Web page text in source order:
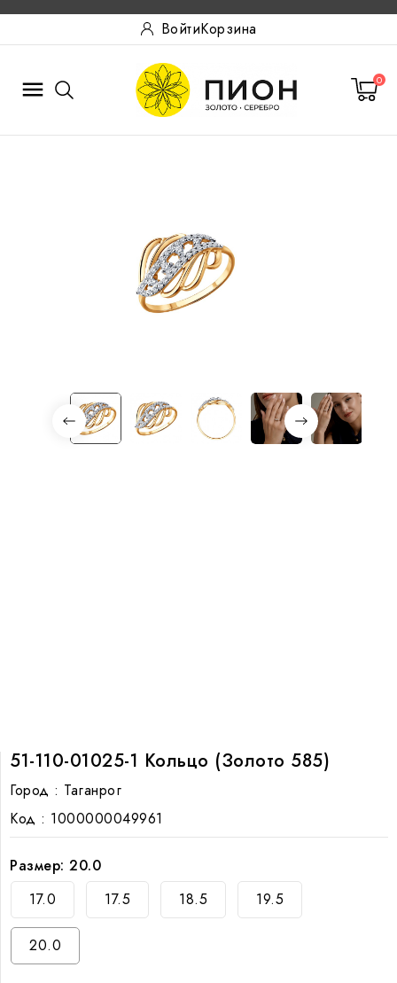
ВойтиКорзина
 0
51-110-01025-1 Кольцо (Золото 585)
Город : Таганрог
Код : 1000000049961
Размер: 20.0
17.0
17.5 18.5 19.5
20.0